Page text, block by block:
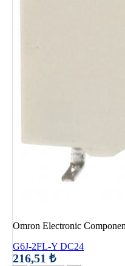
Omron Electronic
G6J-2FL-Y DC24
216,51 ₺